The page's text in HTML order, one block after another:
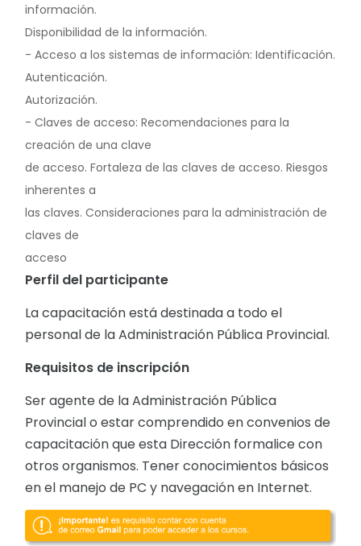
información.
Disponibilidad de la información.
- Acceso a los sistemas de información: Identificación.
Autenticación.
Autorización.
- Claves de acceso: Recomendaciones para la
creación de una clave
de acceso. Fortaleza de las claves de acceso. Riesgos
inherentes a
las claves. Consideraciones para la administración de
claves de
acceso
Perfil del participante
La capacitación está destinada a todo el
personal de la Administración Pública Provincial.
Requisitos de inscripción
Ser agente de la Administración Pública
Provincial o estar comprendido en convenios de
capacitación que esta Dirección formalice con
otros organismos. Tener conocimientos básicos
en el manejo de PC y navegación en Internet.